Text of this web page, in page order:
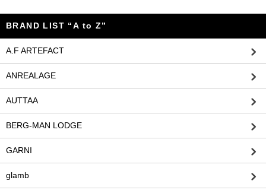
BRAND LIST “A to Z”
A.F ARTEFACT
ANREALAGE
AUTTAA
BERG-MAN LODGE
GARNI
glamb